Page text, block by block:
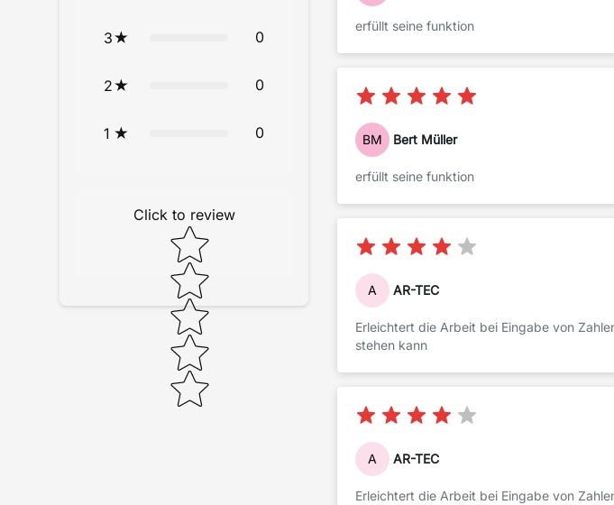
3 0
2 0
1 0
Click to review
Star rating
erfüllt seine funktion
BM Bert Müller
erfüllt seine funktion
A AR-TEC
Erleichtert die Arbeit bei Eingabe von
stehen kann
A AR-TEC
Erleichtert die Arbeit bei Eingabe von